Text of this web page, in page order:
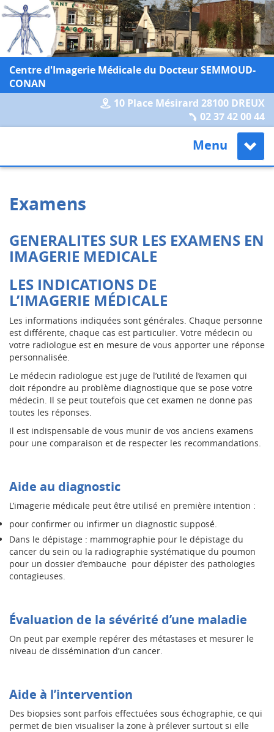
Centre d'Imagerie Médicale du Docteur SEMMOUD-
CONAN
10 Place Mésirard 28100 DREUX
02 37 42 00 44
Menu
Examens
GENERALITES SUR LES EXAMENS EN
IMAGERIE MEDICALE
LES INDICATIONS DE
L’IMAGERIE MÉDICALE
Les informations indiquées sont générales. Chaque personne
est différente, chaque cas est particulier. Votre médecin ou
votre radiologue est en mesure de vous apporter une réponse
personnalisée.
Le médecin radiologue est juge de l’utilité de l’examen qui
doit répondre au problème diagnostique que se pose votre
médecin. Il se peut toutefois que cet examen ne donne pas
toutes les réponses.
Il est indispensable de vous munir de vos anciens examens
pour une comparaison et de respecter les recommandations.
Aide au diagnostic
L’imagerie médicale peut être utilisé en première intention :
pour confirmer ou infirmer un diagnostic supposé.
Dans le dépistage : mammographie pour le dépistage du
cancer du sein ou la radiographie systématique du poumon
pour un dossier d’embauche pour dépister des pathologies
contagieuses.
Évaluation de la sévérité d’une maladie
On peut par exemple repérer des métastases et mesurer le
niveau de dissémination d’un cancer.
Aide à l’intervention
Des biopsies sont parfois effectuées sous échographie, ce qui
permet de bien visualiser la zone à prélever surtout si elle